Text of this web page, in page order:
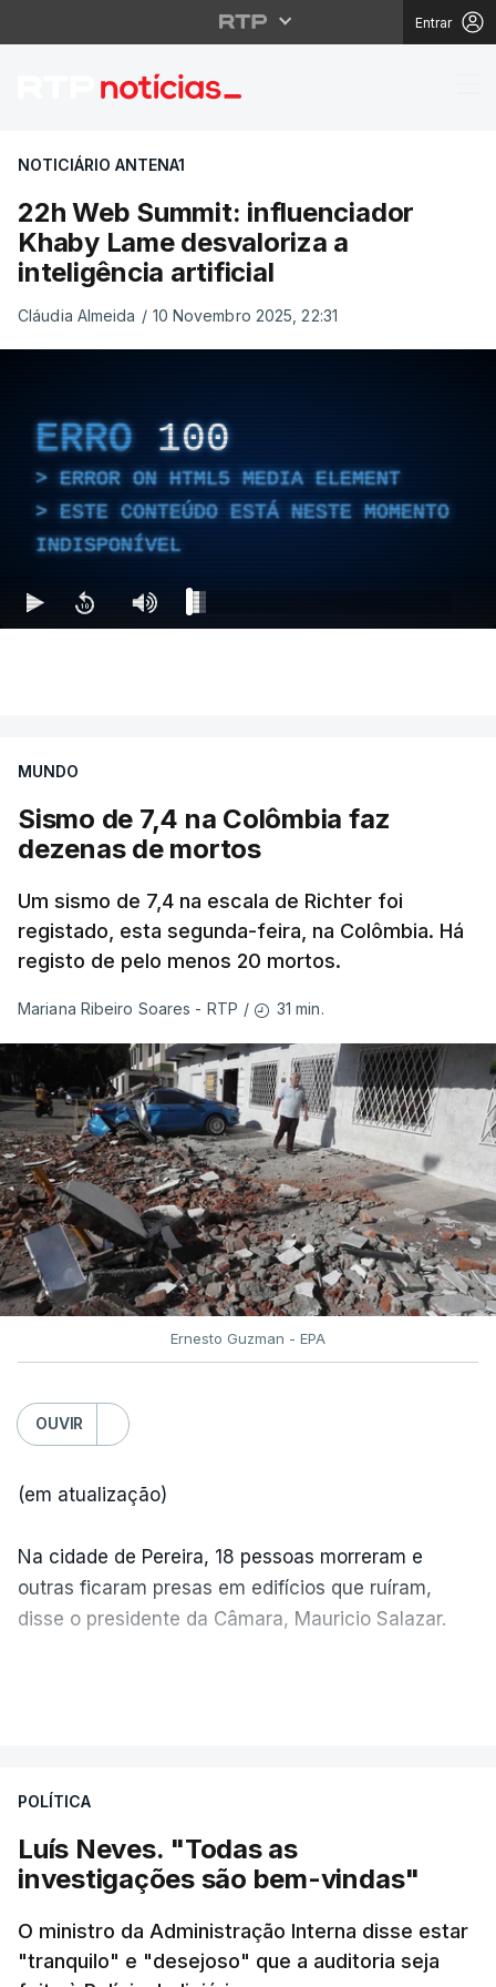
Entrar
22h Web Summit:
NOTICIÁRIO ANTENA1
22h Web Summit: influenciador
Khaby Lame desvaloriza a
inteligência artificial
Cláudia Almeida / 10 Novembro 2025, 22:31
ERRO 100
ERROR ON HTML5 MEDIA ELEMENT
ESTE CONTEÚDO ESTÁ NESTE MOMENTO
INDISPONÍVEL
MUNDO
Sismo de 7,4 na Colômbia faz
dezenas de mortos
Um sismo de 7,4 na escala de Richter foi
registado, esta segunda-feira, na Colômbia. Há
registo de pelo menos 20 mortos.
Mariana Ribeiro Soares - RTP / 31 min.
Ernesto Guzman - EPA
OUVIR
(em atualização)
Na cidade de Pereira, 18 pessoas morreram e
outras ficaram presas em edifícios que ruíram,
disse o presidente da Câmara, Mauricio Salazar.
"A situação é crítica",
entrevista à Rádio Caracol.
Pelo menos 20 prédios desabaram na cidade de
Cali, com várias pessoas presas nos escombros,
disse o autarca Alejandro Eder à agência Reuters.
POLÍTICA
Luís Neves. "Todas as
investigações são bem-vindas"
O ministro da Administração Interna disse estar
"tranquilo" e "desejoso" que a auditoria seja